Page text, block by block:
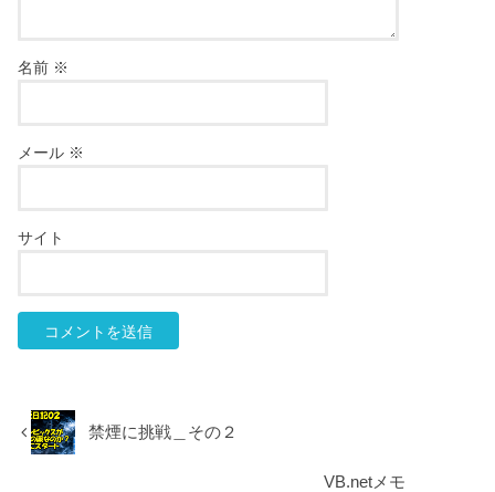
名前 ※
メール ※
サイト
禁煙に挑戦＿その２
VB.netメモ